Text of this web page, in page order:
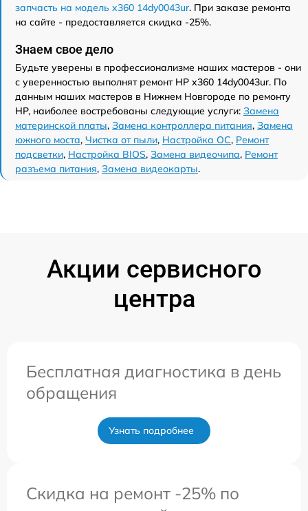
запчасть на модель x360 14dy0043ur. При заказе ремонта
на сайте - предоставляется скидка -25%.
Знаем свое дело
Будьте уверены в профессионализме наших мастеров - они
с уверенностью выполнят ремонт HP x360 14dy0043ur. По
данным наших мастеров в Нижнем Новгороде по ремонту
HP, наиболее востребованы следующие услуги: Замена
материнской платы, Замена контроллера питания, Замена
южного моста, Чистка от пыли, Настройка ОС, Ремонт
подсветки, Настройка BIOS, Замена видеочипа, Ремонт
разъема питания, Замена видеокарты.
Акции сервисного
центра
Бесплатная диагностика в день
обращения
Узнать подробнее
Скидка на ремонт -25% по